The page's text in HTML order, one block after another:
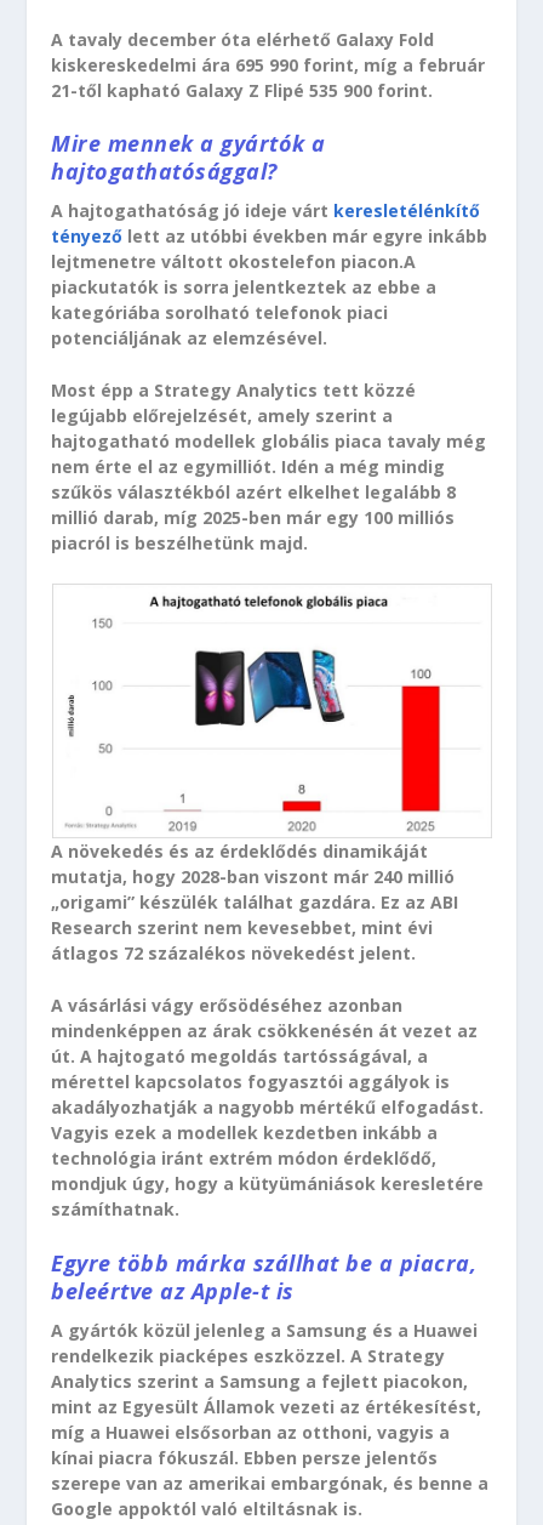
A tavaly december óta elérhető Galaxy Fold
kiskereskedelmi ára 695 990 forint, míg a február
21-től kapható Galaxy Z Flipé 535 900 forint.
Mire mennek a gyártók a
hajtogathatósággal?
A hajtogathatóság jó ideje várt keresletélénkítő
tényező lett az utóbbi években már egyre inkább
lejtmenetre váltott okostelefon piacon.A
piackutatók is sorra jelentkeztek az ebbe a
kategóriába sorolható telefonok piaci
potenciáljának az elemzésével.
Most épp a Strategy Analytics tett közzé
legújabb előrejelzését, amely szerint a
hajtogatható modellek globális piaca tavaly még
nem érte el az egymilliót. Idén a még mindig
szűkös választékból azért elkelhet legalább 8
millió darab, míg 2025-ben már egy 100 milliós
piacról is beszélhetünk majd.
A növekedés és az érdeklődés dinamikáját
mutatja, hogy 2028-ban viszont már 240 millió
„origami” készülék találhat gazdára. Ez az ABI
Research szerint nem kevesebbet, mint évi
átlagos 72 százalékos növekedést jelent.
A vásárlási vágy erősödéséhez azonban
mindenképpen az árak csökkenésén át vezet az
út. A hajtogató megoldás tartósságával, a
mérettel kapcsolatos fogyasztói aggályok is
akadályozhatják a nagyobb mértékű elfogadást.
Vagyis ezek a modellek kezdetben inkább a
technológia iránt extrém módon érdeklődő,
mondjuk úgy, hogy a kütyümániások keresletére
számíthatnak.
Egyre több márka szállhat be a piacra,
beleértve az Apple-t is
A gyártók közül jelenleg a Samsung és a Huawei
rendelkezik piacképes eszközzel. A Strategy
Analytics szerint a Samsung a fejlett piacokon,
mint az Egyesült Államok vezeti az értékesítést,
míg a Huawei elsősorban az otthoni, vagyis a
kínai piacra fókuszál. Ebben persze jelentős
szerepe van az amerikai embargónak, és benne a
Google appoktól való eltiltásnak is.